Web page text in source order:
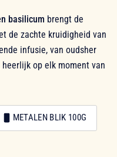
basilicum brengt de
de zachte kruidigheid van
infusie, van oudsher
op elk moment van
METALEN BLIK 100G